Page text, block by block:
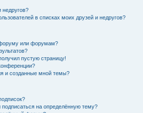
недругов?
в списках моих друзей и недругов?
или форумам?
пустую страницу!
и созданные мной темы?
подписаться на определённую тему?